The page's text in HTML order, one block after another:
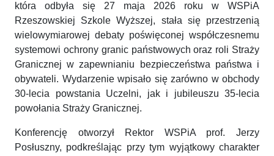
która odbyła się 27 maja 2026 roku w WSPiA
Rzeszowskiej Szkole Wyższej, stała się przestrzenią
wielowymiarowej debaty poświęconej współczesnemu
systemowi ochrony granic państwowych oraz roli Straży
Granicznej w zapewnianiu bezpieczeństwa państwa i
obywateli. Wydarzenie wpisało się zarówno w obchody
30-lecia powstania Uczelni, jak i jubileuszu 35-lecia
powołania Straży Granicznej.
Konferencję otworzył Rektor WSPiA prof. Jerzy
Posłuszny, podkreślając przy tym wyjątkowy charakter